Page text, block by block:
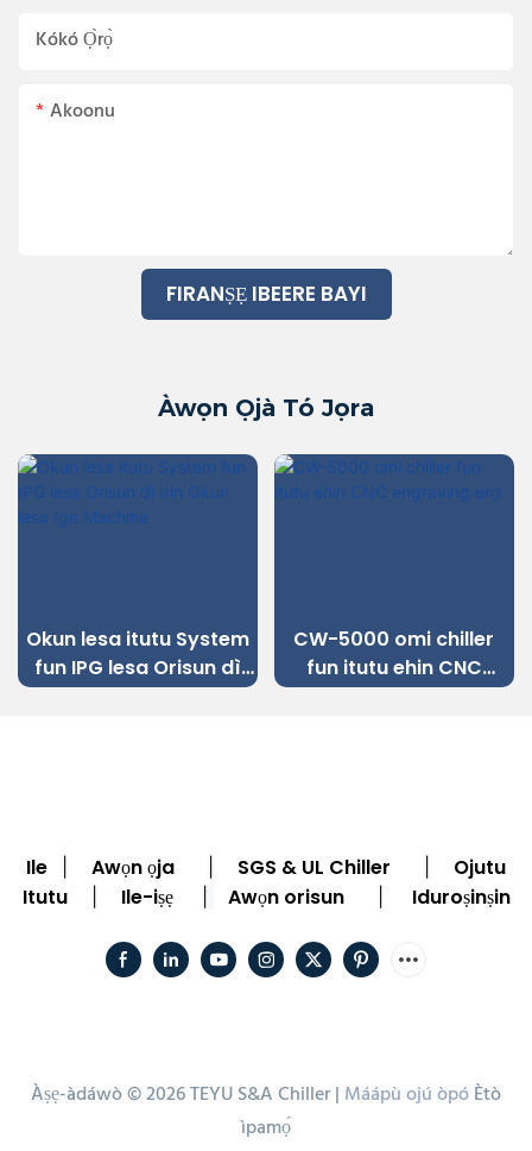
Kókó Ọ̀rọ̀
Akoonu
FIRANṢẸ IBEERE BAYI
Àwọn Ọjà Tó Jọra
Okun lesa itutu System
fun IPG lesa Orisun dì
Irin Okun lesa Ige
CW-5000 omi chiller
fun itutu ehin CNC
engraving ẹrọ
Ile Awọn ọja SGS & UL Chiller
Ojutu
Itutu
Ile-iṣẹ Awọn orisun Iduroṣinṣin
Àṣẹ-àdáwò © 2026 TEYU S&A Chiller | Máápù ojú òpóÈtò
ìpamọ́